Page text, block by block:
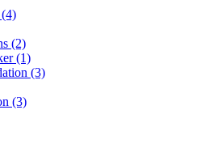
(2)
(1)
(3)
(3)